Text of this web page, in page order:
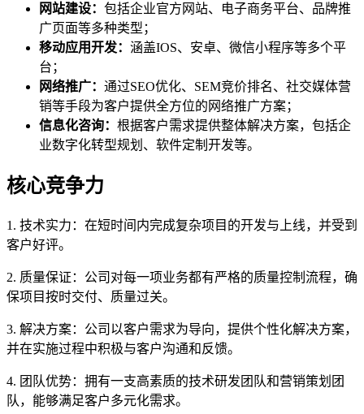
网站建设： 包括企业官方网站、电子商务平台、品牌推
广页面等多种类型；
移动应用开发： 涵盖IOS、安卓、微信小程序等多个平
台；
网络推广： 通过SEO优化、SEM竞价排名、社交媒体营
销等手段为客户提供全方位的网络推广方案；
信息化咨询： 根据客户需求提供整体解决方案，包括企
业数字化转型规划、软件定制开发等。
核心竞争力
1. 技术实力：在短时间内完成复杂项目的开发与上线，并受到
客户好评。
2. 质量保证：公司对每一项业务都有严格的质量控制流程，确
保项目按时交付、质量过关。
3. 解决方案：公司以客户需求为导向，提供个性化解决方案，
并在实施过程中积极与客户沟通和反馈。
4. 团队优势：拥有一支高素质的技术研发团队和营销策划团
队，能够满足客户多元化需求。